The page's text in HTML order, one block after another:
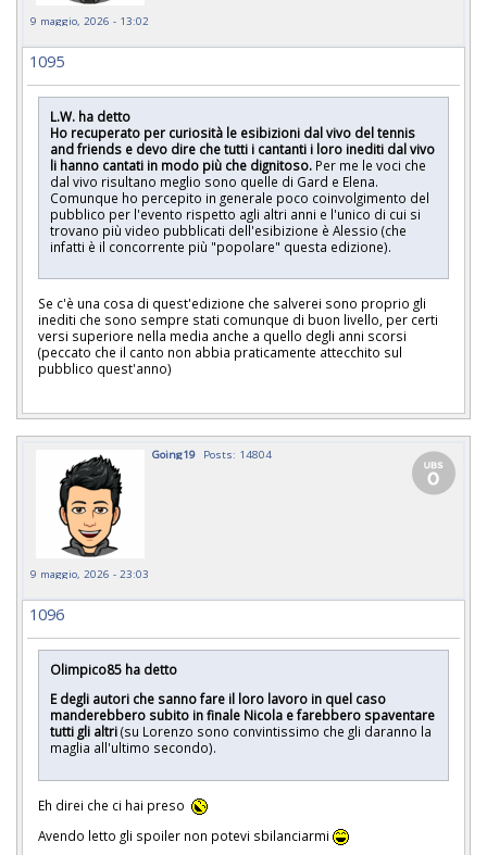
9 maggio, 2026 - 13:02
1095
L.W. ha detto
Ho recuperato per curiosità le esibizioni dal vivo del tennis
and friends e devo dire che tutti i cantanti i loro inediti dal vivo
li hanno cantati in modo più che dignitoso. Per me le voci che
dal vivo risultano meglio sono quelle di Gard e Elena.
Comunque ho percepito in generale poco coinvolgimento del
pubblico per l'evento rispetto agli altri anni e l'unico di cui si
trovano più video pubblicati dell'esibizione è Alessio (che
infatti è il concorrente più "popolare" questa edizione).
Se c'è una cosa di quest'edizione che salverei sono proprio gli
inediti che sono sempre stati comunque di buon livello, per certi
versi superiore nella media anche a quello degli anni scorsi
(peccato che il canto non abbia praticamente attecchito sul
pubblico quest'anno)
Going19 Posts: 14804
9 maggio, 2026 - 23:03
1096
Olimpico85 ha detto
E degli autori che sanno fare il loro lavoro in quel caso
manderebbero subito in finale Nicola e farebbero spaventare
tutti gli altri(su Lorenzo sono convintissimo che gli daranno la
maglia all'ultimo secondo).
Eh direi che ci hai preso
Avendo letto gli spoiler non potevi sbilanciarmi